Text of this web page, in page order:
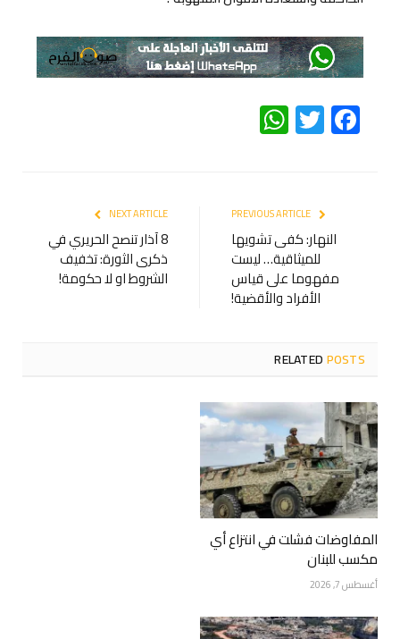
Facebook
Twitter
WhatsApp
النهار: كفى تشويها
للميثاقية… ليست
مفهوما على قياس
الأفراد والأقضية!
NEXT ARTICLE
8 آذار تنصح الحريري في
ذكرى الثورة: تخفيف
الشروط او لا حكومة!
RELATEDPOSTS
المفاوضات فشلت في انتزاع أي
مكسب للبنان
أغسطس 7, 2026